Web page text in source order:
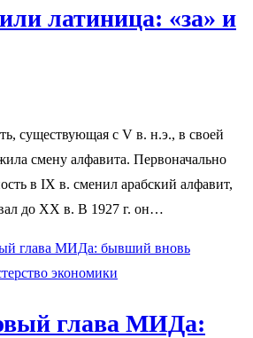
латиница: «за» и
существующая с V в. н.э., в своей
смену алфавита. Первоначально
в IX в. сменил арабский алфавит,
до XX в. В 1927 г. он…
глава МИДа: